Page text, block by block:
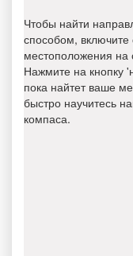
Чтобы найти
способом,
местоположения на
Нажмите на кнопку
пока найтет ваше
быстро научитесь
компаса.